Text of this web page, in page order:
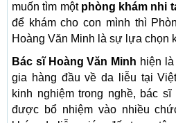
muốn tìm một phòng khám nhi
để khám cho con mình thì
Hoàng Văn Minh là sự lựa chọn
Bác sĩ Hoàng Văn Minh hiện
gia hàng đầu về da liễu tại
kinh nghiệm trong nghề, bác
được bổ nhiệm vào nhiều